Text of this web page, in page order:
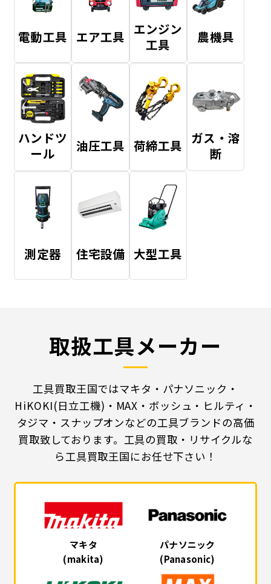
電動工具 エア工具 エンジン
工具
農機具
ハンドツ
ール
油圧工具 荷締工具
ガス・溶
断
測定器 住宅設備 大型工具
取扱工具メーカー
工具買取王国ではマキタ・パナソニック・
HiKOKI(日立工機)・MAX・ボッシュ・ヒルティ・
タジマ・スナップオンなどの工具ブランドの高価
買取致しております。工具の買取・リサイクルな
ら工具買取王国にお任せ下さい！
マキタ
(makita)
パナソニック
(Panasonic)